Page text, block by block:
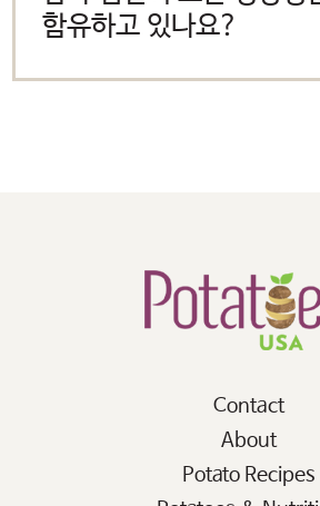
함유하고 있나요?
Contact
About
Potato Recipes